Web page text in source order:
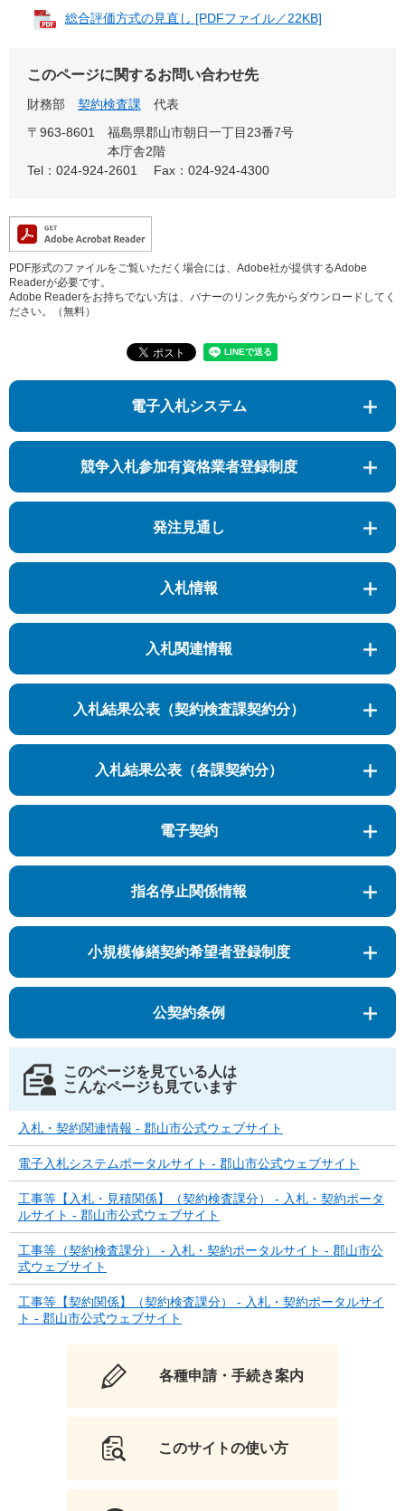
総合評価方式の見直し [PDFファイル／22KB]
このページに関するお問い合わせ先
財務部 契約検査課
代表
〒963-8601
福島県郡山市朝日一丁目23番7号
本庁舎2階
Tel：024-924-2601
Fax：024-924-4300
PDF形式のファイルをご覧いただく場合には、Adobe社が提供するAdobe
Readerが必要です。
Adobe Readerをお持ちでない方は、バナーのリンク先からダウンロードしてく
ださい。（無料）
電子入札システム
競争入札参加有資格業者登録制度
発注見通し
入札情報
入札関連情報
入札結果公表（契約検査課契約分）
入札結果公表（各課契約分）
電子契約
指名停止関係情報
小規模修繕契約希望者登録制度
公契約条例
このページを見ている人は
こんなページも見ています
入札・契約関連情報 - 郡山市公式ウェブサイト
電子入札システムポータルサイト - 郡山市公式ウェブサイト
工事等【入札・見積関係】（契約検査課分） - 入札・契約ポータ
ルサイト - 郡山市公式ウェブサイト
工事等（契約検査課分） - 入札・契約ポータルサイト - 郡山市公
式ウェブサイト
工事等【契約関係】（契約検査課分） - 入札・契約ポータルサイ
ト - 郡山市公式ウェブサイト
各種申請・手続き案内
このサイトの使い方